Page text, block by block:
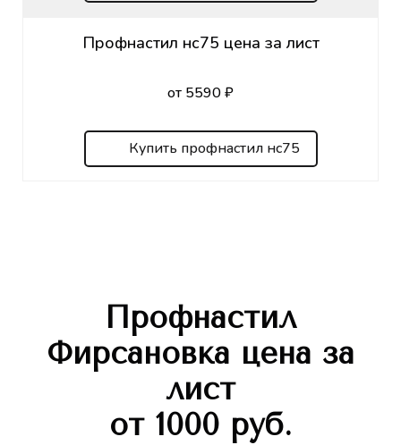
Профнастил нс75 цена за лист
от 5590 ₽
Купить профнастил нс75
Профнастил
Фирсановка цена за
лист
от 1000 руб.